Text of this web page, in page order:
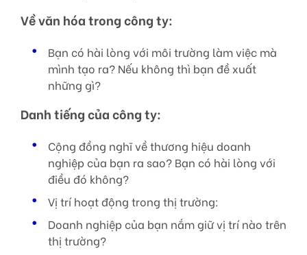
Về văn hóa trong công ty:
Bạn có hài lòng với môi trường làm việc mà
mình tạo ra? Nếu không thì bạn đề xuất
những gì?
Danh tiếng của công ty:
Cộng đồng nghĩ về thương hiệu doanh
nghiệp của bạn ra sao? Bạn có hài lòng với
điều đó không?
Vị trí hoạt động trong thị trường:
Doanh nghiệp của bạn nắm giữ vị trí nào trên
thị trường?